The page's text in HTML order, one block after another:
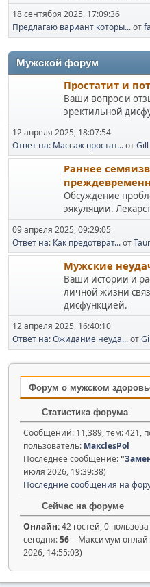
18 сентября 2025, 17:09:36
Предлагаю вариант которы...от
Мужской форум
Простатит и
Ваши вопрос и
эректильной
12 апреля 2025, 18:07:54
Ответ на: Массаж простат...отGill
Раннее
Обсуждение
эякуляции.
09 апреля 2025, 09:29:05
Ответ на: Как предотврат...от
Мужские
Ваши истории и
личной жизни
дисфункцией.
12 апреля 2025, 16:40:10
Ответ на: Ожидание неуда...от
Форум о мужском
Статистика форума
Сообщений: 11,389, тем: 421,
пользователь: МаксlesPol
Последнее сообщение:"
июля 2026, 19:39:38)
Последние сообщения на
Сейчас на форуме
Онлайн:42 гостей, 0
сегодня:56- Максимум
2026, 14:55:03)